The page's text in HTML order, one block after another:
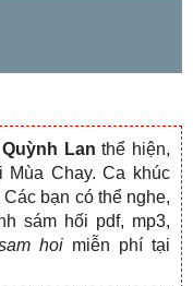
Quỳnh Lan thể hiện,
Mùa Chay. Ca khúc
Các bạn có thể nghe,
sám hối pdf, mp3,
hoi miễn phí tại